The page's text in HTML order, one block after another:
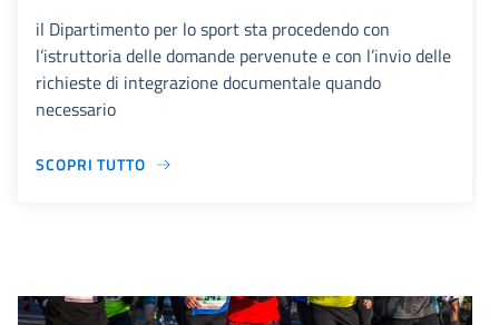
il Dipartimento per lo sport sta procedendo con
l’istruttoria delle domande pervenute e con l’invio delle
richieste di integrazione documentale quando
necessario
SCOPRI TUTTO